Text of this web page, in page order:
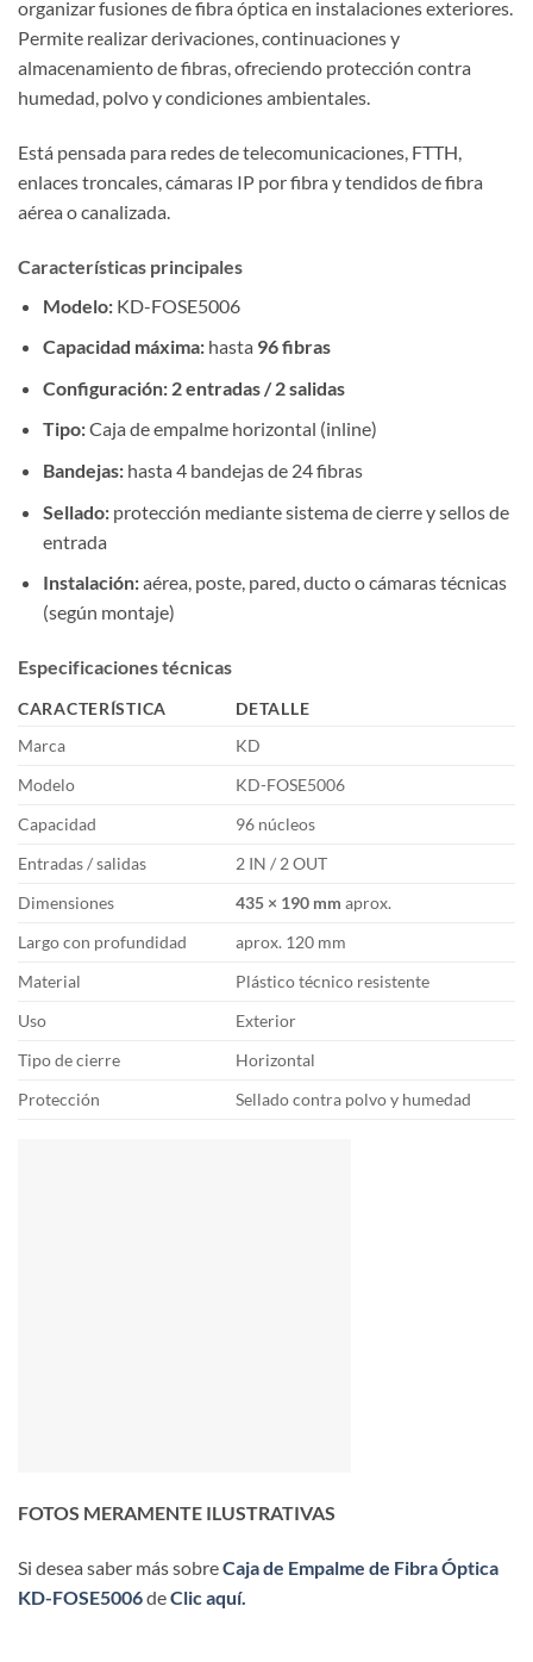
organizar fusiones de fibra óptica en instalaciones exteriores.
Permite realizar derivaciones, continuaciones y
almacenamiento de fibras, ofreciendo protección contra
humedad, polvo y condiciones ambientales.
Está pensada para redes de telecomunicaciones, FTTH,
enlaces troncales, cámaras IP por fibra y tendidos de fibra
aérea o canalizada.
Características principales
Modelo:KD-FOSE5006
Capacidad máxima:hasta 96 fibras
Configuración: 2 entradas / 2 salidas
Tipo:Caja de empalme horizontal (inline)
Bandejas:hasta 4 bandejas de 24 fibras
Sellado:protección mediante sistema de cierre y sellos de
entrada
Instalación:aérea, poste, pared, ducto o cámaras técnicas
(según montaje)
Especificaciones técnicas
CARACTERÍSTICA
DETALLE
Marca
KD
Modelo
KD-FOSE5006
Capacidad
96 núcleos
Entradas / salidas
2 IN / 2 OUT
Dimensiones
435 × 190 mm aprox.
Largo con profundidad
aprox. 120 mm
Material
Plástico técnico resistente
Uso
Exterior
Tipo de cierre
Horizontal
Protección
Sellado contra polvo y humedad
FOTOS MERAMENTE ILUSTRATIVAS
Si desea saber más sobreCaja de Empalme de Fibra Óptica
KD-FOSE5006deClic aquí.